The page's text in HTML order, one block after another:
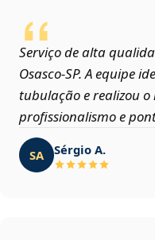
Serviço de alta
Osasco‑SP. A equipe
tubulação e realizou
profissionalismo e
SA Sérgio A.